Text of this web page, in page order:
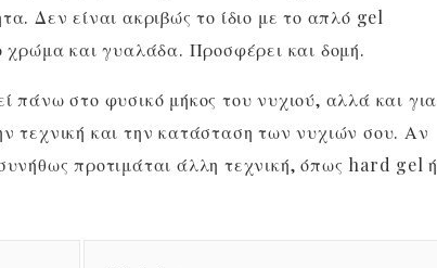
Δεν είναι ακριβώς το ίδιο με το απλό gel
και γυαλάδα. Προσφέρει και δομή.
πάνω στο φυσικό μήκος του νυχιού, αλλά και για
τεχνική και την κατάσταση των νυχιών σου. Αν
προτιμάται άλλη τεχνική, όπως hard gel ή